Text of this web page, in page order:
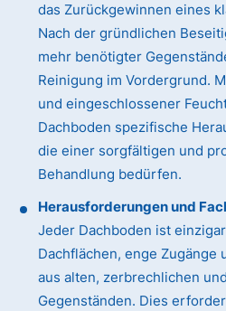
das Zurückgewinnen eines
Nach der gründlichen
mehr benötigter
Reinigung im Vordergrund.
und eingeschlossener
Dachboden spezifische
die einer sorgfältigen und
Behandlung bedürfen.
Herausforderungen und
Jeder Dachboden ist
Dachflächen, enge Zugänge
aus alten, zerbrechlichen
Gegenständen. Dies